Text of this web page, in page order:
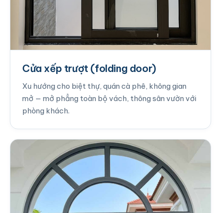
Cửa xếp trượt (folding door)
Xu hướng cho biệt thự, quán cà phê, không gian
mở — mở phẳng toàn bộ vách, thông sân vườn với
phòng khách.